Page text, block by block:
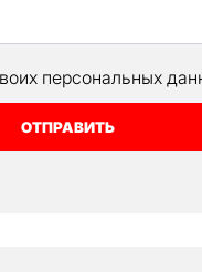
персональных
ОТПРАВИТЬ